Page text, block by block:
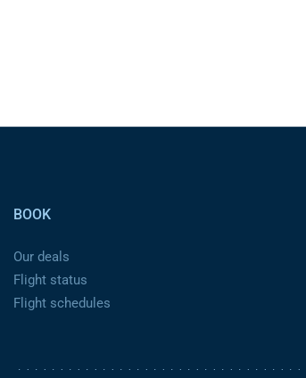
BOOK
Our deals
Flight status
Flight schedules